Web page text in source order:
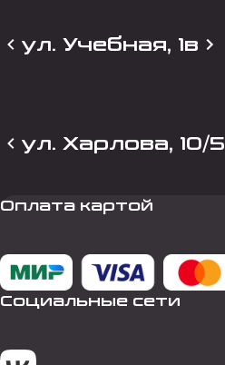
ул. Учебная, 1в
ул. Харлова, 10/5
Оплата картой
Социальные сети